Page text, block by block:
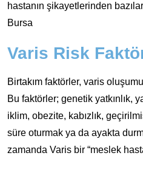
hastanın şikayetlerinden
Bursa
Varis Risk
Birtakım faktörler, varis
Bu faktörler; genetik yatkınlık,
iklim, obezite, kabızlık,
süre oturmak ya da ayakta
zamanda Varis bir “meslek